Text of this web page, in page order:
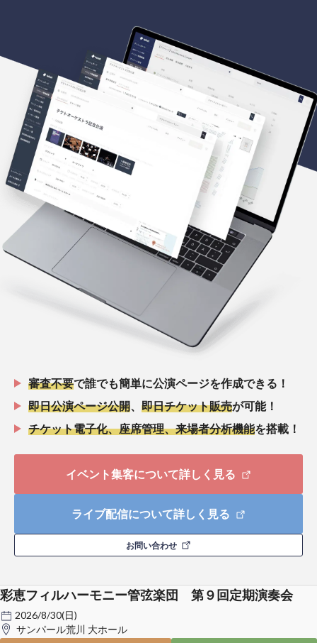
審査不要で誰でも簡単に公演ページを作成できる！
即日公演ページ公開
即日チケット販売が可能！
チケット電子化、座席管理、来場者分析機能を搭載！
イベント集客について詳しく見る
ライブ配信について詳しく見る
お問い合わせ
彩恵フィルハーモニー管弦楽団 第９回定期演奏会
2026/8/30(日)
サンパール荒川 大ホール